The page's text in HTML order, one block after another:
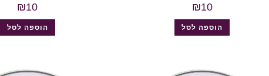
₪10
הוספה לסל
₪10
הוספה לסל